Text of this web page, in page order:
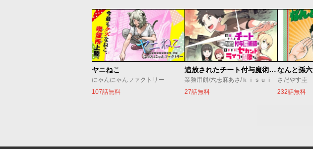
ヤニねこ
にゃんにゃんファクトリー
107話無料
追放されたチート付与魔術師は気ままなセカンドライフを謳歌する。 ～俺は武器だけじゃなく、あらゆるものに『強化ポイント』を付与できるし、俺の意思でいつでも効果を解除できるけど、残った人たち大丈夫？～
業務用餅/六志麻あさ/ｋｉｓｕｉ
27話無料
なんと孫六
さだやす圭
232話無料